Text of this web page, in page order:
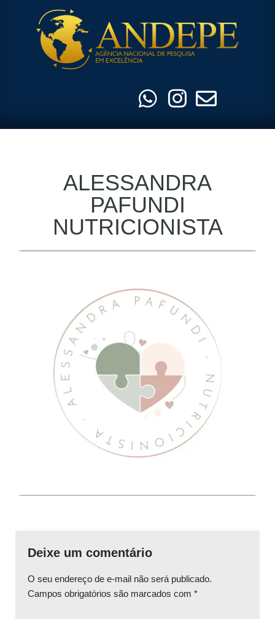
ALESSANDRA
PAFUNDI
NUTRICIONISTA
Deixe um comentário
O seu endereço de e-mail não será publicado.
Campos obrigatórios são marcados com *